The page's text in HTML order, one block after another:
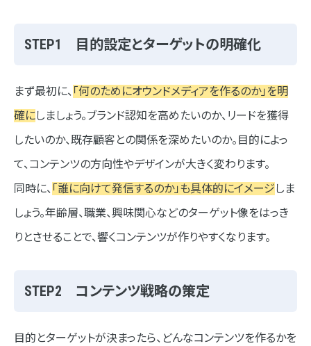
STEP1 目的設定とターゲットの明確化
まず最初に、 「何のためにオウンドメディアを作るのか」を明
確にしましょう。ブランド認知を高めたいのか、リードを獲得
したいのか、既存顧客との関係を深めたいのか。目的によっ
て、コンテンツの方向性やデザインが大きく変わります。
同時に、 「誰に向けて発信するのか」も具体的にイメージしま
しょう。年齢層、職業、興味関心などのターゲット像をはっき
りとさせることで、響くコンテンツが作りやすくなります。
STEP2 コンテンツ戦略の策定
目的とターゲットが決まったら、どんなコンテンツを作るかを